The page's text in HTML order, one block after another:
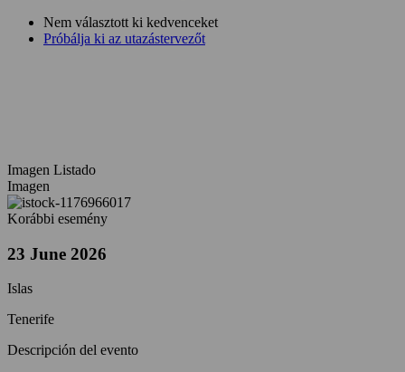
Nem választott ki kedvenceket
Próbálja ki az utazástervezőt
Imagen Listado
Imagen
Korábbi esemény
23 June 2026
Islas
Tenerife
Descripción del evento